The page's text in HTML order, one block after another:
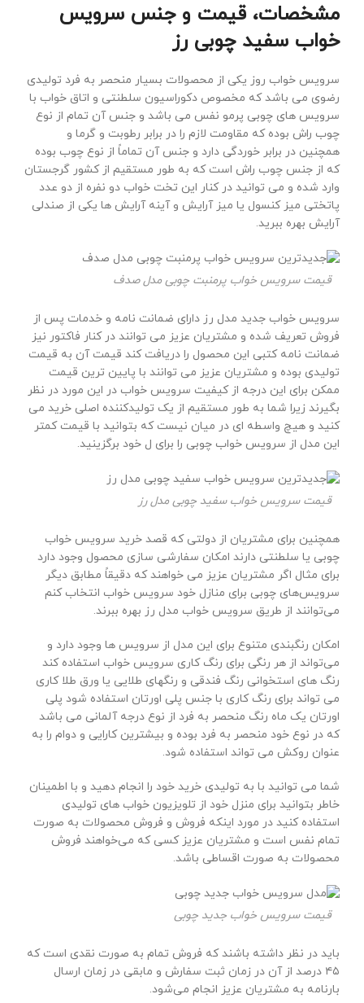
مشخصات، قیمت و جنس سرویس
خواب سفید چوبی رز
سرویس خواب روز یکی از محصولات بسیار منحصر به فرد تولیدی
رضوی می باشد که مخصوص دکوراسیون سلطنتی و اتاق خواب با
سرویس های چوبی پرمو نفس می باشد و جنس آن تمام از نوع
چوب راش بوده که مقاومت لازم را در برابر رطوبت و گرما و
همچنین در برابر خوردگی دارد و جنس آن تماماً از نوع چوب بوده
که از جنس چوب راش است که به طور مستقیم از کشور گرجستان
وارد شده و می توانید در کنار این تخت خواب دو نفره از دو عدد
پاتختی میز کنسول یا میز آرایش و آینه آرایش ها یکی از صندلی
آرایش بهره ببرید.
قیمت سرویس خواب پرمنبت چوبی مدل صدف
سرویس خواب جدید مدل رز دارای ضمانت نامه و خدمات پس از
فروش تعریف شده و مشتریان عزیز می توانند در کنار فاکتور نیز
ضمانت نامه کتبی این محصول را دریافت کند قیمت آن به قیمت
تولیدی بوده و مشتریان عزیز می توانند با پایین ترین قیمت
ممکن برای این درجه از کیفیت سرویس خواب در این مورد در نظر
بگیرند زیرا شما به طور مستقیم از یک تولیدکننده اصلی خرید می
کنید و هیچ واسطه ای در میان نیست که بتوانید با قیمت کمتر
این مدل از سرویس خواب چوبی را برای ل خود برگزینید.
قیمت سرویس خواب سفید چوبی مدل رز
همچنین برای مشتریان از دولتی که قصد خرید سرویس خواب
چوبی یا سلطنتی دارند امکان سفارشی سازی محصول وجود دارد
برای مثال اگر مشتریان عزیز می خواهند که دقیقاً مطابق دیگر
سرویس‌های چوبی برای منازل خود سرویس خواب انتخاب کنم
می‌توانند از طریق سرویس خواب مدل رز بهره ببرند.
امکان رنگبندی متنوع برای این مدل از سرویس ها وجود دارد و
می‌تواند از هر رنگی برای رنگ کاری سرویس خواب استفاده کند
رنگ های استخوانی رنگ فندقی و رنگهای طلایی یا ورق طلا کاری
می تواند برای رنگ کاری با جنس پلی اورتان استفاده شود پلی
اورتان یک ماه رنگ منحصر به فرد از نوع درجه آلمانی می باشد
که در نوع خود منحصر به فرد بوده و بیشترین کارایی و دوام را به
عنوان روکش می تواند استفاده شود.
شما می توانید با به تولیدی خرید خود را انجام دهید و با اطمینان
خاطر بتوانید برای منزل خود از تلویزیون خواب های تولیدی
استفاده کنید در مورد اینکه فروش و فروش محصولات به صورت
تمام نفس است و مشتریان عزیز کسی که می‌خواهند فروش
محصولات به صورت اقساطی باشد.
قیمت سرویس خواب جدید چوبی
باید در نظر داشته باشند که فروش تمام به صورت نقدی است که
۴۵ درصد از آن در زمان ثبت سفارش و مابقی در زمان ارسال
بارنامه به مشتریان عزیز انجام می‌شود.